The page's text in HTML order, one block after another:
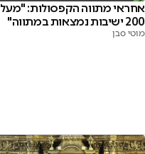
אחראי מתווה הקפסולות: "מעל
200 ישיבות נמצאות במתווה"
מוטי סבן